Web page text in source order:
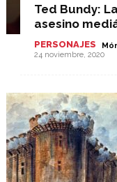
Ted Bundy:
asesino
PERSONAJES
24 noviembre, 2020